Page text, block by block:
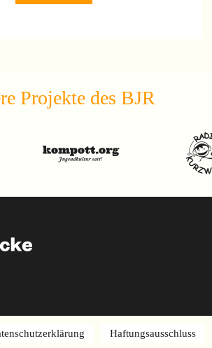
Projekte des BJR
Haftungsausschluss